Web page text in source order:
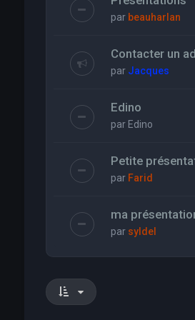
par beauharlan
Contacter un
par Jacques
Edino
par Edino
Petite
par Farid
ma
par syldel